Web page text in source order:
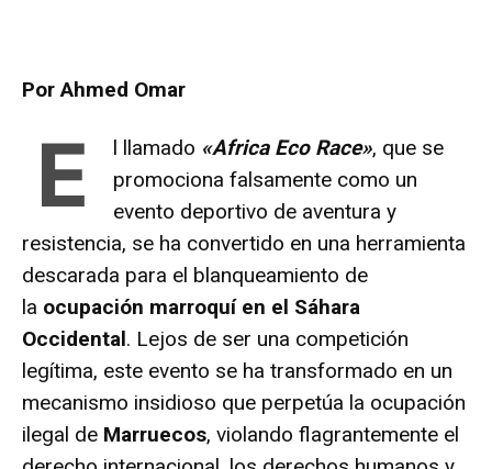
Por Ahmed Omar
E l llamado «Africa Eco Race», que se
promociona falsamente como un
evento deportivo de aventura y
resistencia, se ha convertido en una herramienta
descarada para el blanqueamiento de
la ocupación marroquí en el Sáhara
Occidental. Lejos de ser una competición
legítima, este evento se ha transformado en un
mecanismo insidioso que perpetúa la ocupación
ilegal de Marruecos, violando flagrantemente el